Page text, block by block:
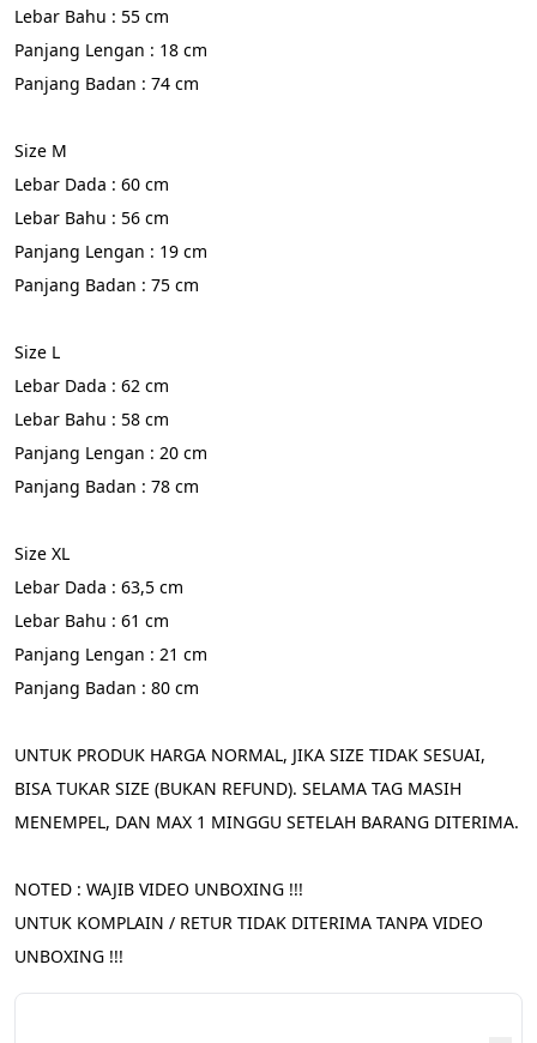
Lebar Bahu : 55 cm
Panjang Lengan : 18 cm
Panjang Badan : 74 cm
Size M
Lebar Dada : 60 cm
Lebar Bahu : 56 cm
Panjang Lengan : 19 cm
Panjang Badan : 75 cm
Size L
Lebar Dada : 62 cm
Lebar Bahu : 58 cm
Panjang Lengan : 20 cm
Panjang Badan : 78 cm
Size XL
Lebar Dada : 63,5 cm
Lebar Bahu : 61 cm
Panjang Lengan : 21 cm
Panjang Badan : 80 cm
UNTUK PRODUK HARGA NORMAL, JIKA SIZE TIDAK SESUAI,
BISA TUKAR SIZE (BUKAN REFUND). SELAMA TAG MASIH
MENEMPEL, DAN MAX 1 MINGGU SETELAH BARANG DITERIMA.
NOTED : WAJIB VIDEO UNBOXING !!!
UNTUK KOMPLAIN / RETUR TIDAK DITERIMA TANPA VIDEO
UNBOXING !!!